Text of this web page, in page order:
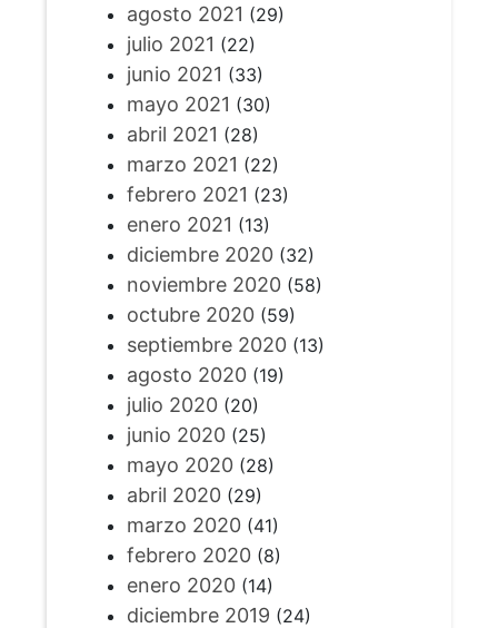
agosto 2021 (29)
julio 2021 (22)
junio 2021 (33)
mayo 2021 (30)
abril 2021 (28)
marzo 2021 (22)
febrero 2021 (23)
enero 2021 (13)
diciembre 2020(32)
noviembre 2020(58)
octubre 2020(59)
septiembre 2020(13)
agosto 2020(19)
julio 2020(20)
junio 2020(25)
mayo 2020(28)
abril 2020(29)
marzo 2020(41)
febrero 2020(8)
enero 2020(14)
diciembre 2019 (24)